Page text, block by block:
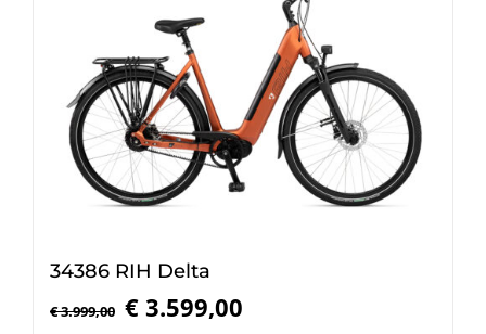
34386 RIH Delta
€3.999,00
Oorspronkelijke
€ 3.599,00